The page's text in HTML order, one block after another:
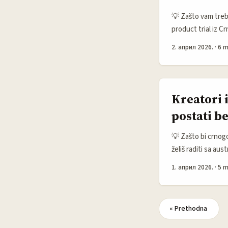
💡 Zašto vam
product trial iz
skalabilnom
koja blijedi za
gradi zajednicu. ...
2. април 2026. · 6
Kreatori
postati
💡 Zašto bi
želiš raditi sa
app trenutno
primjeri
kreatorima koji
content) koji
1. април 2026. · 5
« Prethodna